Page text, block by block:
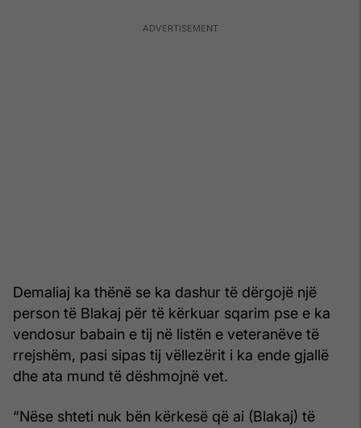
Demaliaj ka thënë se ka dashur të dërgojë një
person të Blakaj për të kërkuar sqarim pse e ka
vendosur babain e tij në listën e veteranëve të
rrejshëm, pasi sipas tij vëllezërit i ka ende gjallë
dhe ata mund të dëshmojnë vet.
“Nëse shteti nuk bën kërkesë që ai (Blakaj) të